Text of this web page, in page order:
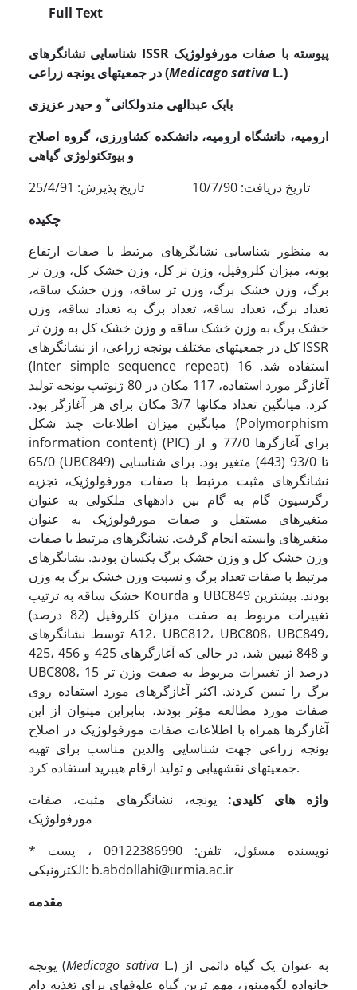
Full Text
ISSRپیوسته با صفات مورفولوژیک
در جمعیتهای یونجه زراعی(Medicagosativa L.)
بابک عبدالهی مندولکانی* و حیدر عزیزی
ارومیه، دانشگاه ارومیه، دانشکده کشاورزی، گروه اصلاح
و بیوتکنولوژی گیاهی
تاریخ دریافت: 10/7/90 تاریخ پذیرش: 25/4/91
چکیده
به منظور شناسایی نشانگرهای مرتبط با صفات ارتفاع
بوته، میزان کلروفیل، وزن تر کل، وزن خشک کل، وزن تر
برگ، وزن خشک برگ، وزن تر ساقه، وزن خشک ساقه،
تعداد برگ، تعداد ساقه، تعداد برگ به تعداد ساقه، وزن
خشک برگ به وزن خشک ساقه و وزن خشک کل به وزن تر
کل در جمعیتهای مختلف یونجه زراعی، از نشانگرهای ISSR
(Inter simple sequence repeat) استفاده شد. 16
آغازگر مورد استفاده، 117 مکان در 80 ژنوتیپ یونجه تولید
کرد. میانگین تعداد مکانها 3/7 مکان برای هر آغازگر بود.
میانگین میزان اطلاعات چند شکل (Polymorphism
information content) (PIC) برای آغازگرها 77/0 و از
65/0 (UBC849) تا 93/0 (443) متغیر بود.­ برای شناسایی
نشانگرهای مثبت مرتبط با صفات مورفولوژیک، تجزیه
رگرسیون گام به گام بین داده­های ملکولی به عنوان
متغیرهای مستقل و صفات مورفولوژیک به عنوان
متغیرهای وابسته انجام گرفت. نشانگرهای مرتبط با صفات
وزن خشک کل و وزن خشک برگ یکسان بودند. نشانگرهای
مرتبط با صفات تعداد برگ و نسبت وزن خشک برگ به وزن
خشک ساقه به ترتیب Kourda و UBC849 بودند. بیشترین
تغییرات مربوط به صفت میزان کلروفیل (82 درصد)
توسط نشانگرهای A12، UBC812، UBC808، UBC849،
425، 456 و 848 تبیین شد، در حالی که آغازگرهای 425 و
UBC808، 15 درصد از تغییرات مربوط به صفت وزن تر
برگ را تبیین کردند. اکثر آغازگرهای مورد استفاده روی
صفات مورد مطالعه مؤثر بودند، بنابراین می­توان از این
آغازگرها همراه با اطلاعات صفات مورفولوژیک در اصلاح
یونجه زراعی جهت شناسایی والدین مناسب برای تهیه
جمعیتهای نقشه­یابی و تولید ارقام هیبرید استفاده کرد.
واژه های کلیدی: یونجه، نشانگرهای مثبت، صفات
مورفولوژیک
* نویسنده مسئول، تلفن: 09122386990 ، پست
الکترونیکی: b.abdollahi@urmia.ac.ir
مقدمه
یونجه (Medicago sativaL.) به عنوان یک گیاه دائمی از
خانواده لگومینوز، مهم ترین گیاه علوفه­ای برای تغذیه دام